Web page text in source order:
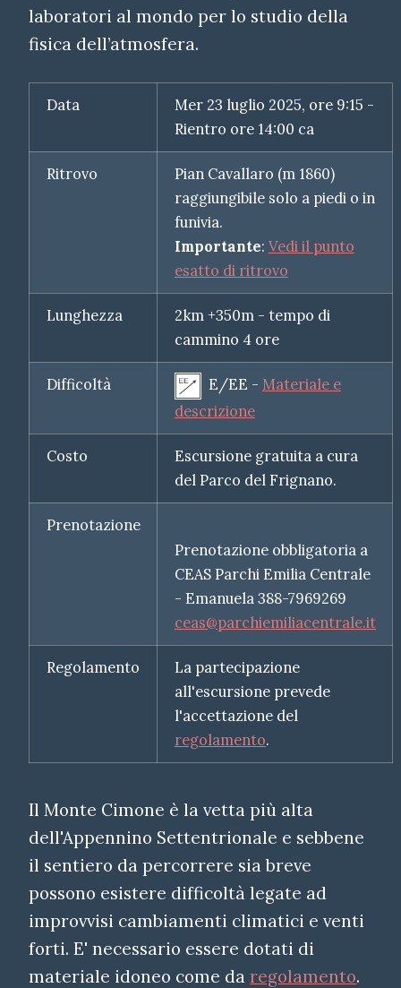
laboratori al mondo per lo studio della
fisica dell’atmosfera.
Data
Mer 23 luglio 2025, ore 9:15 -
Rientro ore 14:00 ca
Ritrovo
Pian Cavallaro (m 1860)
raggiungibile solo a piedi o in
funivia.
Importante: Vedi il punto
esatto di ritrovo
Lunghezza
2km +350m - tempo di
cammino 4 ore
Difficoltà E/EE - Materiale e
descrizione
Costo
Escursione gratuita a cura
del Parco del Frignano.
Prenotazione
Prenotazione obbligatoria a
CEAS Parchi Emilia Centrale
- Emanuela 388-7969269
ceas@parchiemiliacentrale.it
Regolamento
La partecipazione
all'escursione prevede
l'accettazione del
regolamento.
Il Monte Cimone è la vetta più alta
dell'Appennino Settentrionale e sebbene
il sentiero da percorrere sia breve
possono esistere difficoltà legate ad
improvvisi cambiamenti climatici e venti
forti. E' necessario essere dotati di
materiale idoneo come daregolamento.